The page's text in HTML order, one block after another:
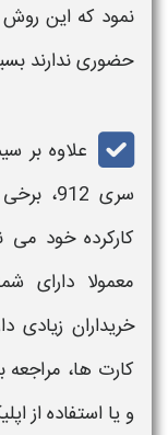
نمود که این روش
حضوری ندارند
علاوه بر
سری 912،
کارکرده خود می
معمولا دارای
خریداران زیادی
کارت ها،
و یا استفاده از